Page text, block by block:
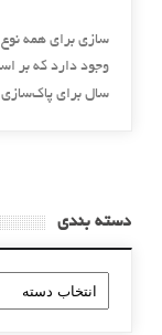
وجود دارد که بر
سال برای پاک‌سازی
دسته بندی
دسته
بندی